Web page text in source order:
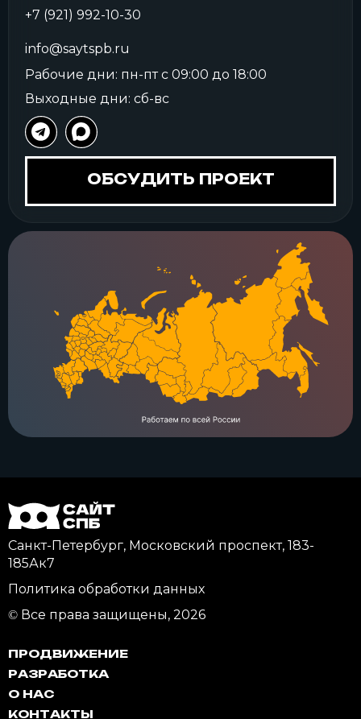
+7 (921) 992-10-30
info@saytspb.ru
Рабочие дни: пн-пт с 09:00 до 18:00
Выходные дни: сб-вс
ОБСУДИТЬ ПРОЕКТ
Санкт-Петербург, Московский проспект, 183-
185Ак7
Политика обработки данных
© Все права защищены, 2026
ПРОДВИЖЕНИЕ
РАЗРАБОТКА
О НАС
КОНТАКТЫ